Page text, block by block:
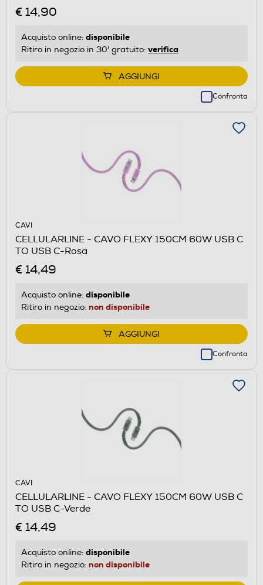
€ 14,90
Acquisto online: disponibile
Ritiro in negozio in 30' gratuito: verifica
AGGIUNGI
Confronta
CAVI
CELLULARLINE - CAVO FLEXY 150CM 60W USB C
TO USB C-Rosa
€ 14,49
Acquisto online: disponibile
Ritiro in negozio: non disponibile
AGGIUNGI
Confronta
CAVI
CELLULARLINE - CAVO FLEXY 150CM 60W USB C
TO USB C-Verde
€ 14,49
Acquisto online: disponibile
Ritiro in negozio: non disponibile